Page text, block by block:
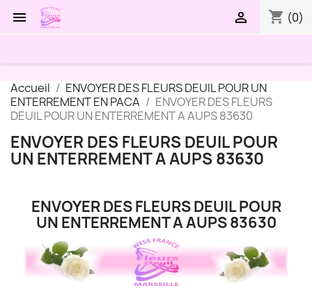
 shopping_cart (0)

Accueil
ENVOYER DES FLEURS DEUIL POUR UN
ENTERREMENT EN PACA
ENVOYER DES FLEURS
DEUIL POUR UN ENTERREMENT A AUPS 83630
ENVOYER DES FLEURS DEUIL POUR
UN ENTERREMENT A AUPS 83630
ENVOYER DES FLEURS DEUIL POUR
UN ENTERREMENT A AUPS 83630